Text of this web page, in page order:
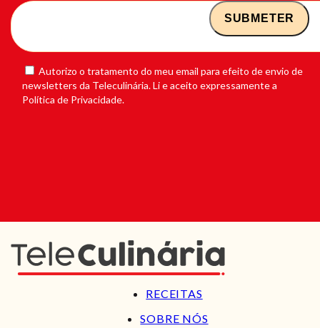
Autorizo o tratamento do meu email para efeito de envio de
newsletters da Teleculinária. Li e aceito expressamente a
Política de Privacidade.
RECEITAS
SOBRE NÓS